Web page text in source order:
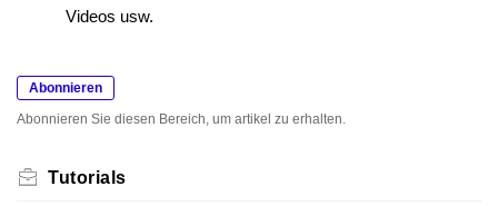
Videos usw.
Abonnieren
Abonnieren Sie diesen Bereich, um artikel zu erhalten.
Tutorials